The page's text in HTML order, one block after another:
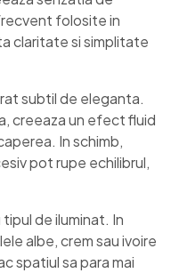
folosite in
claritate si simplitate
subtil de eleganta.
creeaza un efect fluid
In schimb,
pot rupe echilibrul,
de iluminat. In
albe, crem sau ivoire
spatiul sa para mai